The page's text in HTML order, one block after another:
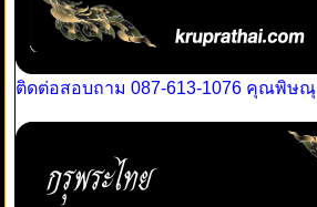
ติดต่อสอบถาม 087-613-1076 คุณพิษณุ